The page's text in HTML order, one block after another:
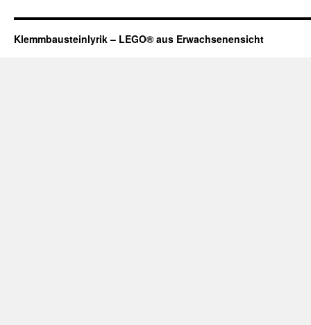
Klemmbausteinlyrik – LEGO® aus Erwachsenensicht